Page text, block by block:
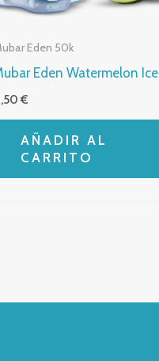
Eden 50k
Eden Watermelon Ice
€
AÑADIR AL
CARRITO